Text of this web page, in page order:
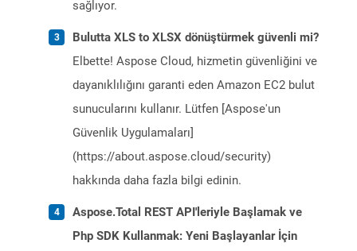
sağlıyor.
Bulutta XLS to XLSX dönüştürmek güvenli mi?
Elbette! Aspose Cloud, hizmetin güvenliğini ve
dayanıklılığını garanti eden Amazon EC2 bulut
sunucularını kullanır. Lütfen [Aspose'un
Güvenlik Uygulamaları]
(https://about.aspose.cloud/security)
hakkında daha fazla bilgi edinin.
Aspose.Total REST API'leriyle Başlamak ve
Php SDK Kullanmak: Yeni Başlayanlar İçin